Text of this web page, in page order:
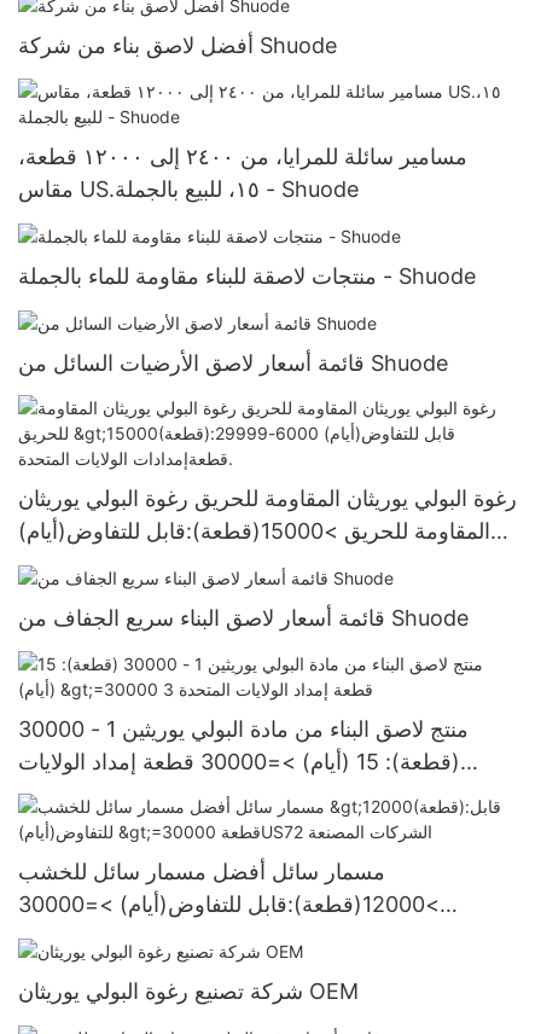
أفضل لاصق بناء من شركة Shuode
مسامير سائلة للمرايا، من ٢٤٠٠ إلى ١٢٠٠٠ قطعة،
مقاس US.١٥، للبيع بالجملة - Shuode
منتجات لاصقة للبناء مقاومة للماء بالجملة - Shuode
قائمة أسعار لاصق الأرضيات السائل من Shuode
رغوة البولي يوريثان المقاومة للحريق رغوة البولي يوريثان
المقاومة للحريق >15000(قطعة):قابل للتفاوض(أيام)
قائمة أسعار لاصق البناء سريع الجفاف من Shuode
منتج لاصق البناء من مادة البولي يوريثين 1 - 30000
(قطعة): 15 (أيام) >=30000 قطعة إمداد الولايات
المتحدة 3
مسمار سائل أفضل مسمار سائل للخشب
>12000(قطعة):قابل للتفاوض(أيام) >=30000
شركة تصنيع رغوة البولي يوريثان OEM